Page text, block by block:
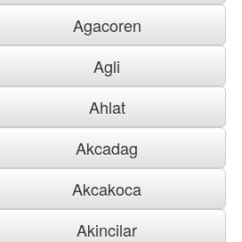
Agacoren
Agli
Ahlat
Akcadag
Akcakoca
Akincilar